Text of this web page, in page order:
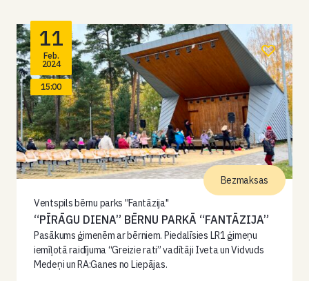
11
Feb.
2024
15:00
Ventspils bērnu parks ''Fantāzija''
“PĪRĀGU DIENA” BĒRNU PARKĀ “FANTĀZIJA”
Pasākums ģimenēm ar bērniem. Piedalīsies LR1 ģimeņu
iemīļotā raidījuma “Greizie rati” vadītāji Iveta un Vidvuds
Medeņi un RA:Ganes no Liepājas.
Bezmaksas